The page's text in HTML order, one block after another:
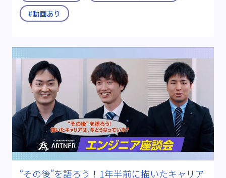
#動画あり
“その後”を語ろう！1年半前に描いたキャリア